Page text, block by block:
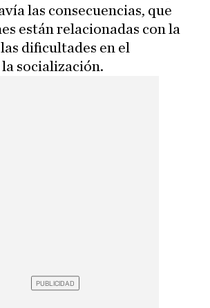
las consecuencias, que
están relacionadas con la
dificultades en el
socialización.